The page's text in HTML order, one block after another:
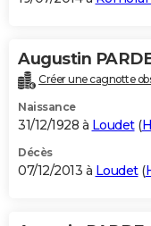
Augustin
Créer une cagnotte
Naissance
31/12/1928 à Loudet(
Décès
07/12/2013 à Loudet(